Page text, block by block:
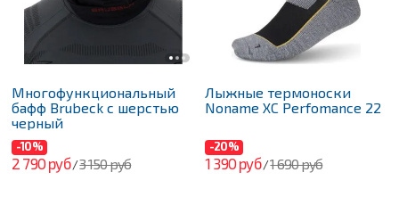
Многофункциональный
бафф Brubeck с шерстью
черный
-10%
2 790 руб/3 150 руб
Лыжные термоноски
Noname XC Perfomance 22
-20%
1 390 руб/1 690 руб